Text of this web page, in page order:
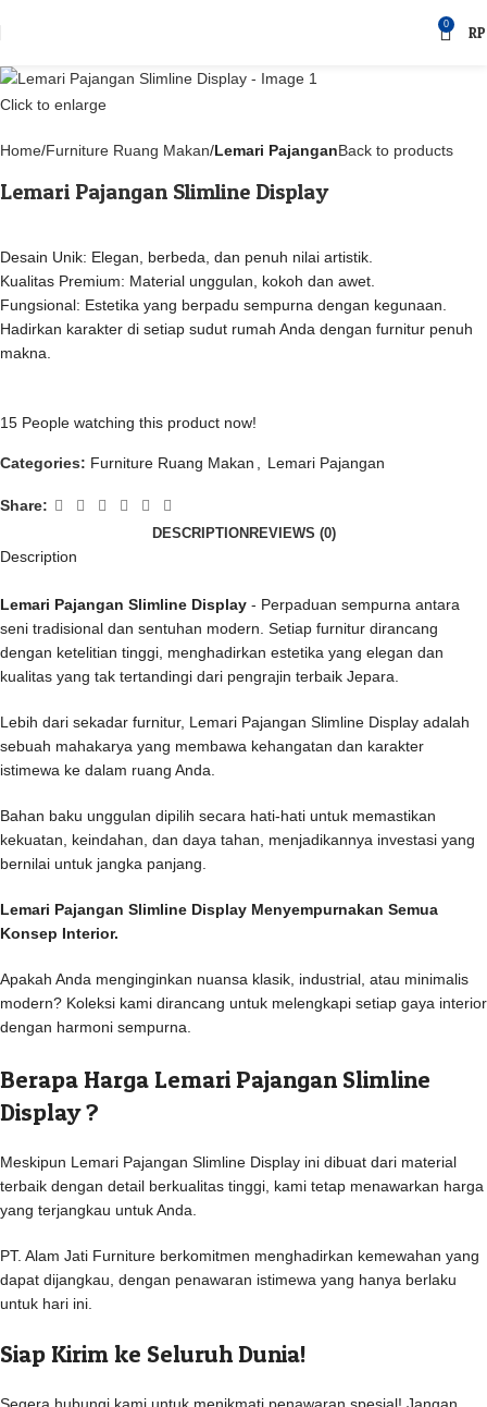
0 RP
Click to enlarge
Home Furniture Ruang Makan Lemari PajanganBack to products
Lemari Pajangan Slimline Display
Desain Unik: Elegan, berbeda, dan penuh nilai artistik.
Kualitas Premium: Material unggulan, kokoh dan awet.
Fungsional: Estetika yang berpadu sempurna dengan kegunaan.
Hadirkan karakter di setiap sudut rumah Anda dengan furnitur penuh
makna.
15 People watching this product now!
Categories: Furniture Ruang Makan Lemari Pajangan
Share:
DESCRIPTIONREVIEWS (0)
Description
Lemari Pajangan Slimline Display - Perpaduan sempurna antara
seni tradisional dan sentuhan modern. Setiap furnitur dirancang
dengan ketelitian tinggi, menghadirkan estetika yang elegan dan
kualitas yang tak tertandingi dari pengrajin terbaik Jepara.
Lebih dari sekadar furnitur, Lemari Pajangan Slimline Display adalah
sebuah mahakarya yang membawa kehangatan dan karakter
istimewa ke dalam ruang Anda.
Bahan baku unggulan dipilih secara hati-hati untuk memastikan
kekuatan, keindahan, dan daya tahan, menjadikannya investasi yang
bernilai untuk jangka panjang.
Lemari Pajangan Slimline Display Menyempurnakan Semua
Konsep Interior.
Apakah Anda menginginkan nuansa klasik, industrial, atau minimalis
modern? Koleksi kami dirancang untuk melengkapi setiap gaya interior
dengan harmoni sempurna.
Berapa Harga Lemari Pajangan Slimline
Display ?
Meskipun Lemari Pajangan Slimline Display ini dibuat dari material
terbaik dengan detail berkualitas tinggi, kami tetap menawarkan harga
yang terjangkau untuk Anda.
PT. Alam Jati Furniture berkomitmen menghadirkan kemewahan yang
dapat dijangkau, dengan penawaran istimewa yang hanya berlaku
untuk hari ini.
Siap Kirim ke Seluruh Dunia!
Segera hubungi kami untuk menikmati penawaran spesial! Jangan